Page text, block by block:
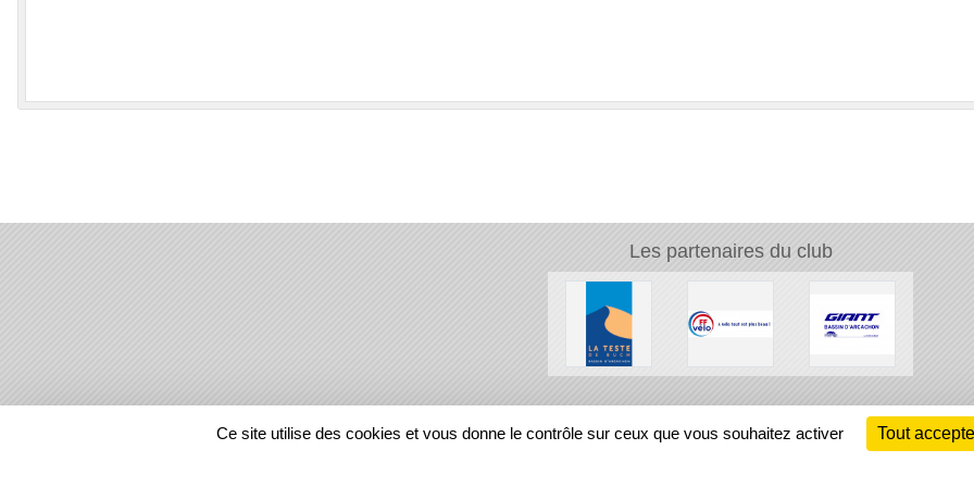
Les partenaires du club
REGIONS
Ce site utilise des cookies et vous donne le contrôle sur ceux que vous souhaitez activer Tout